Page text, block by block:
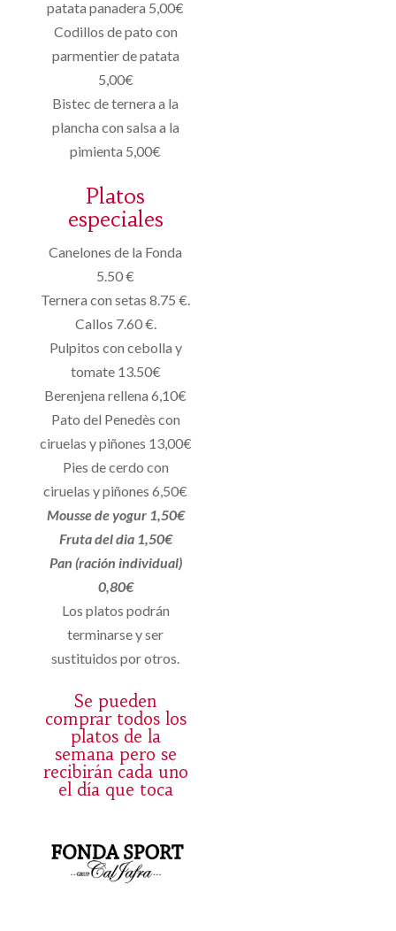
patata panadera 5,00€
Codillos de pato con
parmentier de patata
5,00€
Bistec de ternera a la
plancha con salsa a la
pimienta 5,00€
Platos
especiales
Canelones de la Fonda
5.50 €
Ternera con setas 8.75 €.
Callos 7.60 €.
Pulpitos con cebolla y
tomate 13.50€
Berenjena rellena 6,10€
Pato del Penedès con
ciruelas y piñones 13,00€
Pies de cerdo con
ciruelas y piñones 6,50€
Mousse de yogur 1,50€
Fruta del dia 1,50€
Pan (ración individual)
0,80€
Los platos podrán
terminarse y ser
sustituidos por otros.
Se pueden
comprar todos los
platos de la
semana pero se
recibirán cada uno
el día que toca